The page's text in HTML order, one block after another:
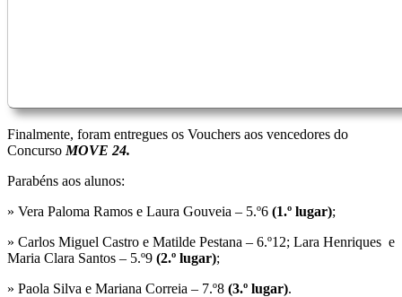
Finalmente, foram entregues os Vouchers aos vencedores do
Concurso MOVE 24.
Parabéns aos alunos:
» Vera Paloma Ramos e Laura Gouveia – 5.º6 (1.º lugar);
» Carlos Miguel Castro e Matilde Pestana – 6.º12; Lara Henriques e
Maria Clara Santos – 5.º9 (2.º lugar);
» Paola Silva e Mariana Correia – 7.º8 (3.º lugar).